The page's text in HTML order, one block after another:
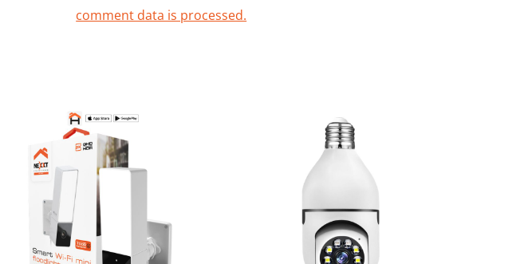
comment data is processed.